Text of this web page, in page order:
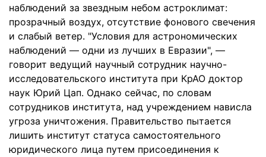
наблюдений за звездным небом астроклимат:
прозрачный воздух, отсутствие фонового свечения
и слабый ветер. "Условия для астрономических
наблюдений — одни из лучших в Евразии", —
говорит ведущий научный сотрудник научно-
исследовательского института при КрАО доктор
наук Юрий Цап. Однако сейчас, по словам
сотрудников института, над учреждением нависла
угроза уничтожения. Правительство пытается
лишить институт статуса самостоятельного
юридического лица путем присоединения к